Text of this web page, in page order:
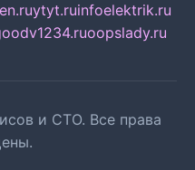
ytyt.ruinfoelektrik.ru
oopslady.ru
и СТО. Все права